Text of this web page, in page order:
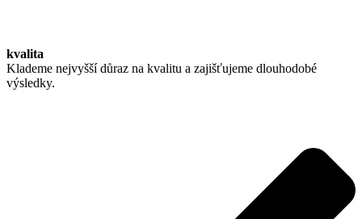
kvalita
Klademe nejvyšší důraz na kvalitu a zajišťujeme dlouhodobé
výsledky.